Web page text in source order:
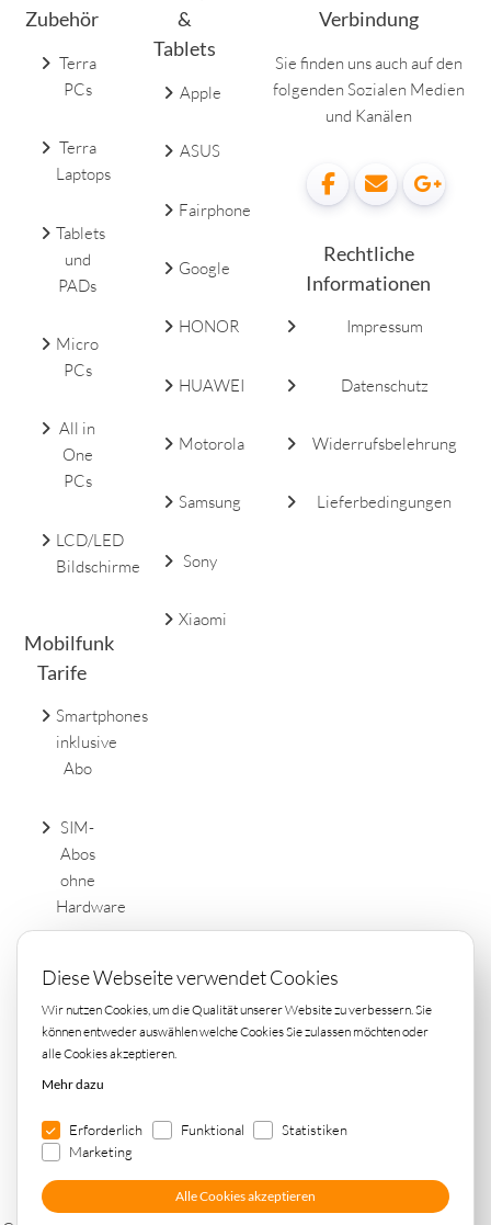
Diese Webseite verwendet Cookies
Wir nutzen Cookies, um die Qualität unserer Website zu verbessern. Sie
können entweder auswählen welche Cookies Sie zulassen möchten oder
alle Cookies akzeptieren.
Mehr dazu
Erforderlich Funktional
Statistiken
Marketing
Alle Cookies akzeptieren
Zubehör
Terra
PCs
Terra
Laptops
Tablets
und
PADs
Micro
PCs
All in
One
PCs
LCD/LED
Bildschirme
Mobilfunk
Tarife
Smartphones
inklusive
Abo
SIM-
Abos
ohne
Hardware
Tarife
einfach
online
&
Tablets
Apple
ASUS
Fairphone
Google
HONOR
HUAWEI
Motorola
Samsung
Sony
Xiaomi
Verbindung
Sie finden uns auch auf den
folgenden Sozialen Medien
und Kanälen
Rechtliche
Informationen
Impressum
Datenschutz
Widerrufsbelehrung
Lieferbedingungen